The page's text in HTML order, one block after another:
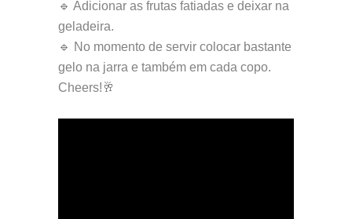
🔹 Adicionar as frutas fatiadas e deixar na
geladeira.
🔹 No momento de servir colocar bastante
gelo na jarra e também em cada copo.
Cheers!🥂